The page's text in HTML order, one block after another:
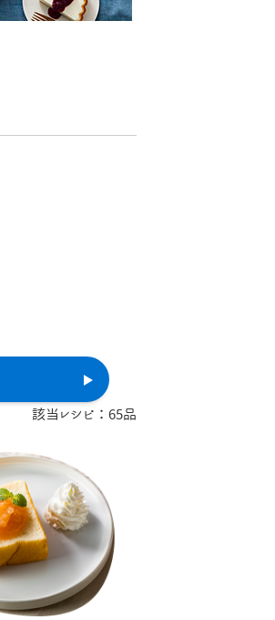
該当レシピ： 65品